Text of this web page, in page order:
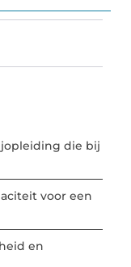
die bij
voor een
en